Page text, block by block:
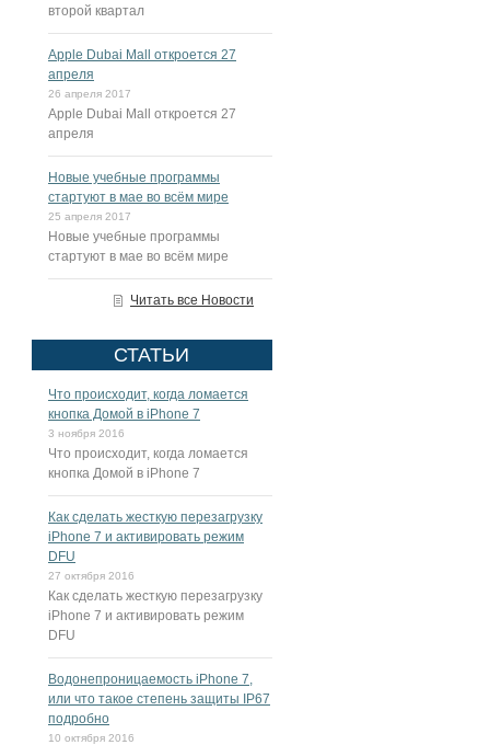
второй квартал
Apple Dubai Mall откроется 27
апреля
26 апреля 2017
Apple Dubai Mall откроется 27
апреля
Новые учебные программы
стартуют в мае во всём мире
25 апреля 2017
Новые учебные программы
стартуют в мае во всём мире
Читать все Новости
СТАТЬИ
Что происходит, когда ломается
кнопка Домой в iPhone 7
3 ноября 2016
Что происходит, когда ломается
кнопка Домой в iPhone 7
Как сделать жесткую перезагрузку
iPhone 7 и активировать режим
DFU
27 октября 2016
Как сделать жесткую перезагрузку
iPhone 7 и активировать режим
DFU
Водонепроницаемость iPhone 7,
или что такое степень защиты IP67
подробно
10 октября 2016